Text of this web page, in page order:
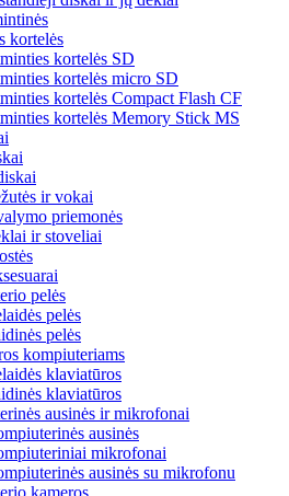
kortelės
kortelės SD
kortelės micro SD
kortelės Compact Flash CF
kortelės Memory Stick MS
ir vokai
priemonės
ir stoveliai
pelės
pelės
pelės
kompiuteriams
klaviatūros
klaviatūros
ausinės ir mikrofonai
ausinės
mikrofonai
ausinės su mikrofonu
kameros